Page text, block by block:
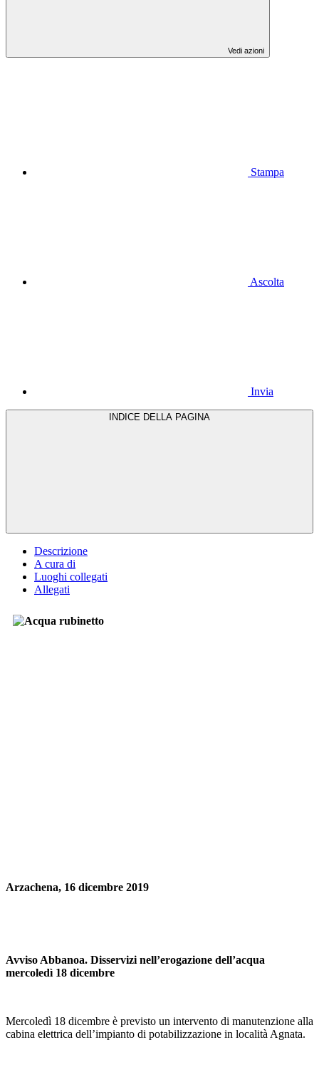
Vedi azioni
Stampa
Ascolta
Invia
Descrizione
A cura di
Luoghi collegati
Allegati
Arzachena, 16 dicembre 2019
Avviso Abbanoa. Disservizi nell’erogazione dell’acqua
mercoledì 18 dicembre
Mercoledì 18 dicembre è previsto un intervento di manutenzione alla
cabina elettrica dell’impianto di potabilizzazione in località Agnata.